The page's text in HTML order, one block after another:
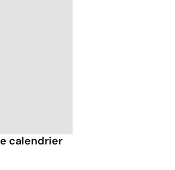
calendrier